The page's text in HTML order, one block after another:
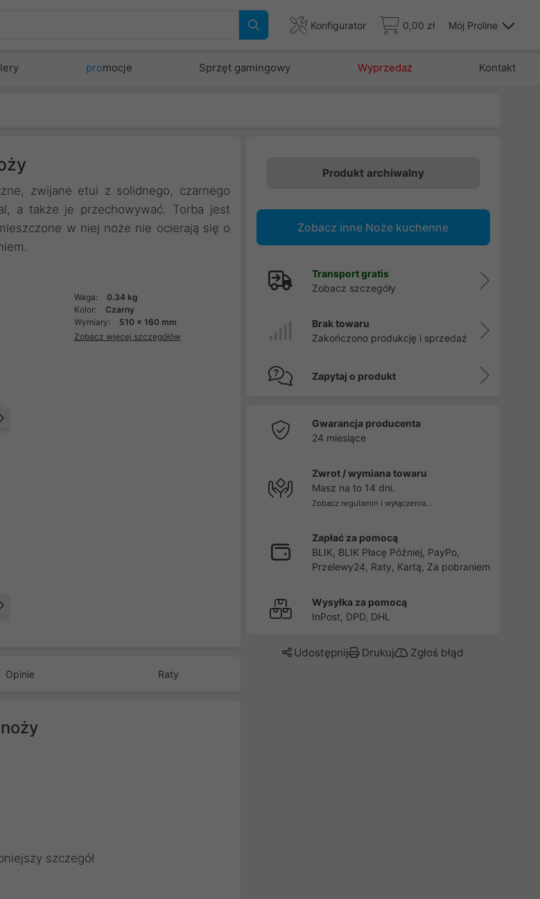
Konfigurator 0,00 zł Mój Proline
promocje Sprzęt gamingowy Wyprzedaż Kontakt
zwijane etui z solidnego, czarnego
a także je przechowywać. Torba jest
w niej noże nie ocierają się o
Waga:
0.34 kg
Kolor:
Czarny
Wymiary:
510 x 160 mm
Zobacz więcej szczegółów
Opinie Raty
szczegół
Produkt archiwalny
Zobacz inne Noże kuchenne
Transport gratis
Zobacz szczegóły
Brak towaru
Zakończono produkcję i sprzedaż
Zapytaj o produkt
Gwarancja producenta
24 miesiące
Zwrot / wymiana towaru
Masz na to 14 dni.
Zobacz regulamin i wyłączenia...
Zapłać za pomocą
BLIK, BLIK Płacę Później, PayPo,
Przelewy24, Raty, Kartą, Za pobraniem
Wysyłka za pomocą
InPost, DPD, DHL
Udostępnij Drukuj Zgłoś błąd